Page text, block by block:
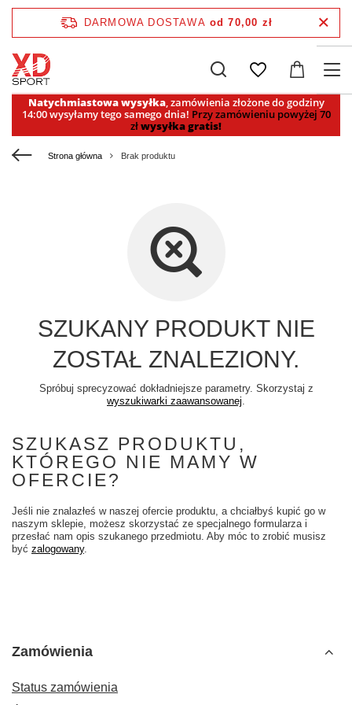
Natychmiastowa wysyłka, zamówienia złożone do godziny
14:00 wysyłamy tego samego dnia! Przy zamówieniu powyżej 70
złwysyłka gratis!
DARMOWA DOSTAWA od 70,00 zł
Strona główna Brak produktu
SZUKANY PRODUKT NIE
ZOSTAŁ ZNALEZIONY.
Spróbuj sprecyzować dokładniejsze parametry. Skorzystaj z
wyszukiwarki zaawansowanej.
SZUKASZ PRODUKTU,
KTÓREGO NIE MAMY W
OFERCIE?
Jeśli nie znalazłeś w naszej ofercie produktu, a chciałbyś kupić go w
naszym sklepie, możesz skorzystać ze specjalnego formularza i
przesłać nam opis szukanego przedmiotu. Aby móc to zrobić musisz
być zalogowany.
Zamówienia
Status zamówienia